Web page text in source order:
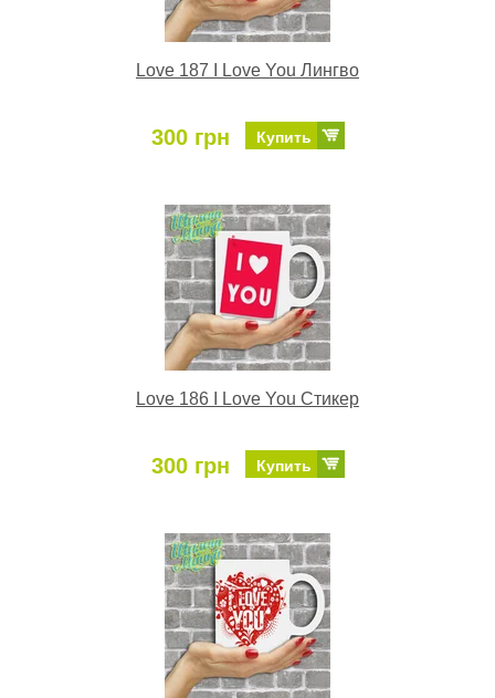
Love 187 I Love You Лингво
300 грн Купить
Love 186 I Love You Стикер
300 грн Купить